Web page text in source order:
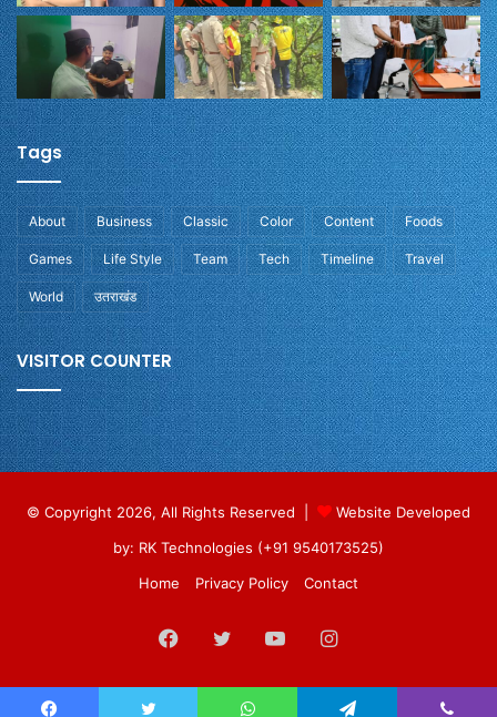
Tags
About Business Classic Color Content Foods
Games Life Style Team Tech Timeline Travel
World उतराखंड
VISITOR COUNTER
© Copyright 2026, All Rights Reserved |
Website Developed
by: RK Technologies (+91 9540173525)
Home
Privacy Policy Contact
Facebook
TwitterYouTubeInstagram